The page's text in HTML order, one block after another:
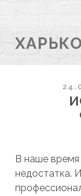
В наше время
недостатка.